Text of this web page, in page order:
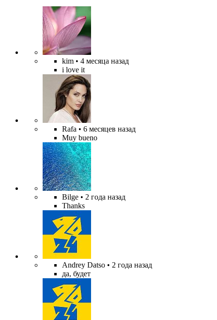
kim • 4 месяца назад
i love it
Rafa • 6 месяцев назад
Muy bueno
Bilge • 2 года назад
Thanks
Andrey Datso • 2 года назад
да, будет